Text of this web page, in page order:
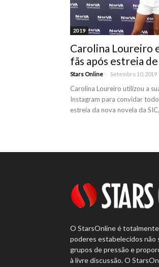
2019
Carolina Loureiro
fãs após estreia de
Stars Online - Setembro 10, 2019
Carolina Loureiro utilizou a
Instagram para convidar
estreia da nova novela da SIC,
O StarsOnline é
poderes estabelecidos não
grupos de pressão e
à livre discussão. O